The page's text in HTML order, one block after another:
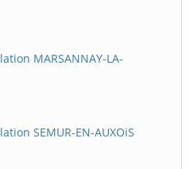
MARSANNAY-LA-
SEMUR-EN-AUXOiS